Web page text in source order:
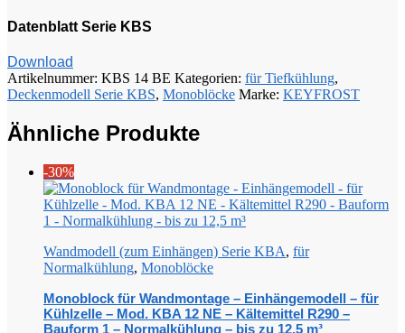
Datenblatt Serie KBS
Download
Artikelnummer: KBS 14 BE Kategorien: für Tiefkühlung,
Deckenmodell Serie KBS, Monoblöcke Marke: KEYFROST
Ähnliche Produkte
-30%
Wandmodell (zum Einhängen) Serie KBA, für
Normalkühlung, Monoblöcke
Monoblock für Wandmontage – Einhängemodell – für
Kühlzelle – Mod. KBA 12 NE – Kältemittel R290 –
Bauform 1 – Normalkühlung – bis zu 12,5 m³